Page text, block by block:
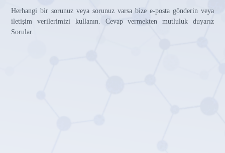
Herhangi bir sorunuz veya sorunuz varsa bize e-posta gönderin veya
iletişim verilerimizi kullanın. Cevap vermekten mutluluk duyarız
Sorular.